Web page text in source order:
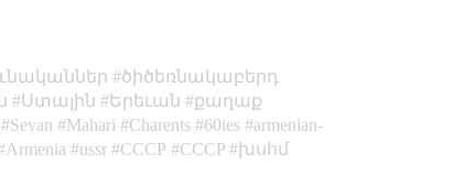
ծիծեռնակաբերդ
Ստալին Երեւան
քաղաք
Sevan Mahari Charents 60ies
armenian-
Armenia ussr СССР CCCP
խսհմ